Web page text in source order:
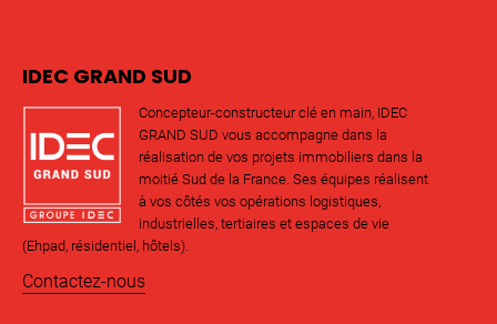
IDEC GRAND SUD
Concepteur-constructeur clé en main, IDEC
GRAND SUD vous accompagne dans la
réalisation de vos projets immobiliers dans la
moitié Sud de la France. Ses équipes réalisent
à vos côtés vos opérations logistiques,
industrielles, tertiaires et espaces de vie
(Ehpad, résidentiel, hôtels).
Contactez-nous